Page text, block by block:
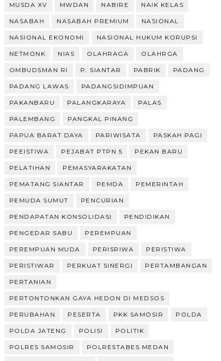
MUSDA XV MWDAN NABIRE NAIK KELAS
NASABAH NASABAH PREMIUM NASIONAL
NASIONAL EKONOMI NASIONAL HUKUM KORUPSI
NETMONK NIAS OLAHRAGA OLAHRGA
OMBUDSMAN RI P. SIANTAR PABRIK PADANG
PADANG LAWAS PADANGSIDIMPUAN
PAKANBARU PALANGKARAYA PALAS
PALEMBANG PANGKAL PINANG
PAPUA BARAT DAYA PARIWISATA PASKAH PAGI
PEEISTIWA PEJABAT PTPN 5 PEKAN BARU
PELATIHAN PEMASYARAKATAN
PEMATANG SIANTAR PEMDA PEMERINTAH
PEMUDA SUMUT PENCURIAN
PENDAPATAN KONSOLIDASI PENDIDIKAN
PENGEDAR SABU PEREMPUAN
PEREMPUAN MUDA PERISRIWA PERISTIWA
PERISTIWAR PERKUAT SINERGI PERTAMBANGAN
PERTANIAN
PERTONTONKAN GAYA HEDON DI MEDSOS
PERUBAHAN PESERTA PKK SAMOSIR POLDA
POLDA JATENG POLISI POLITIK
POLRES SAMOSIR POLRESTABES MEDAN